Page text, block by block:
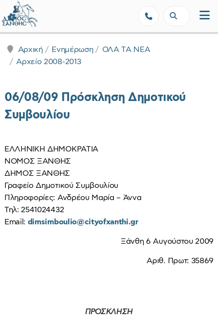
Αρχική Ενημέρωση
ΟΛΑ ΤΑ ΝΕΑ
Αρχείο 2008-2013
06/08/09 Πρόσκληση Δημοτικού
Συμβουλίου
ΕΛΛΗΝΙΚΗ ΔΗΜΟΚΡΑΤΙΑ
ΝΟΜΟΣ ΞΑΝΘΗΣ
ΔΗΜΟΣ ΞΑΝΘΗΣ
Γραφείο Δημοτικού Συμβουλίου
Πληροφορίες: Ανδρέου Μαρία – Άννα
Τηλ: 2541024432
Email: dimsimboulio@cityofxanthi.gr
Ξάνθη 6 Αυγούστου 2009
Αριθ. Πρωτ: 35869
ΠΡΟΣΚΛΗΣΗ